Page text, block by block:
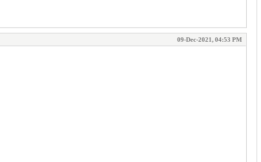
09-Dec-2021, 04:53 PM